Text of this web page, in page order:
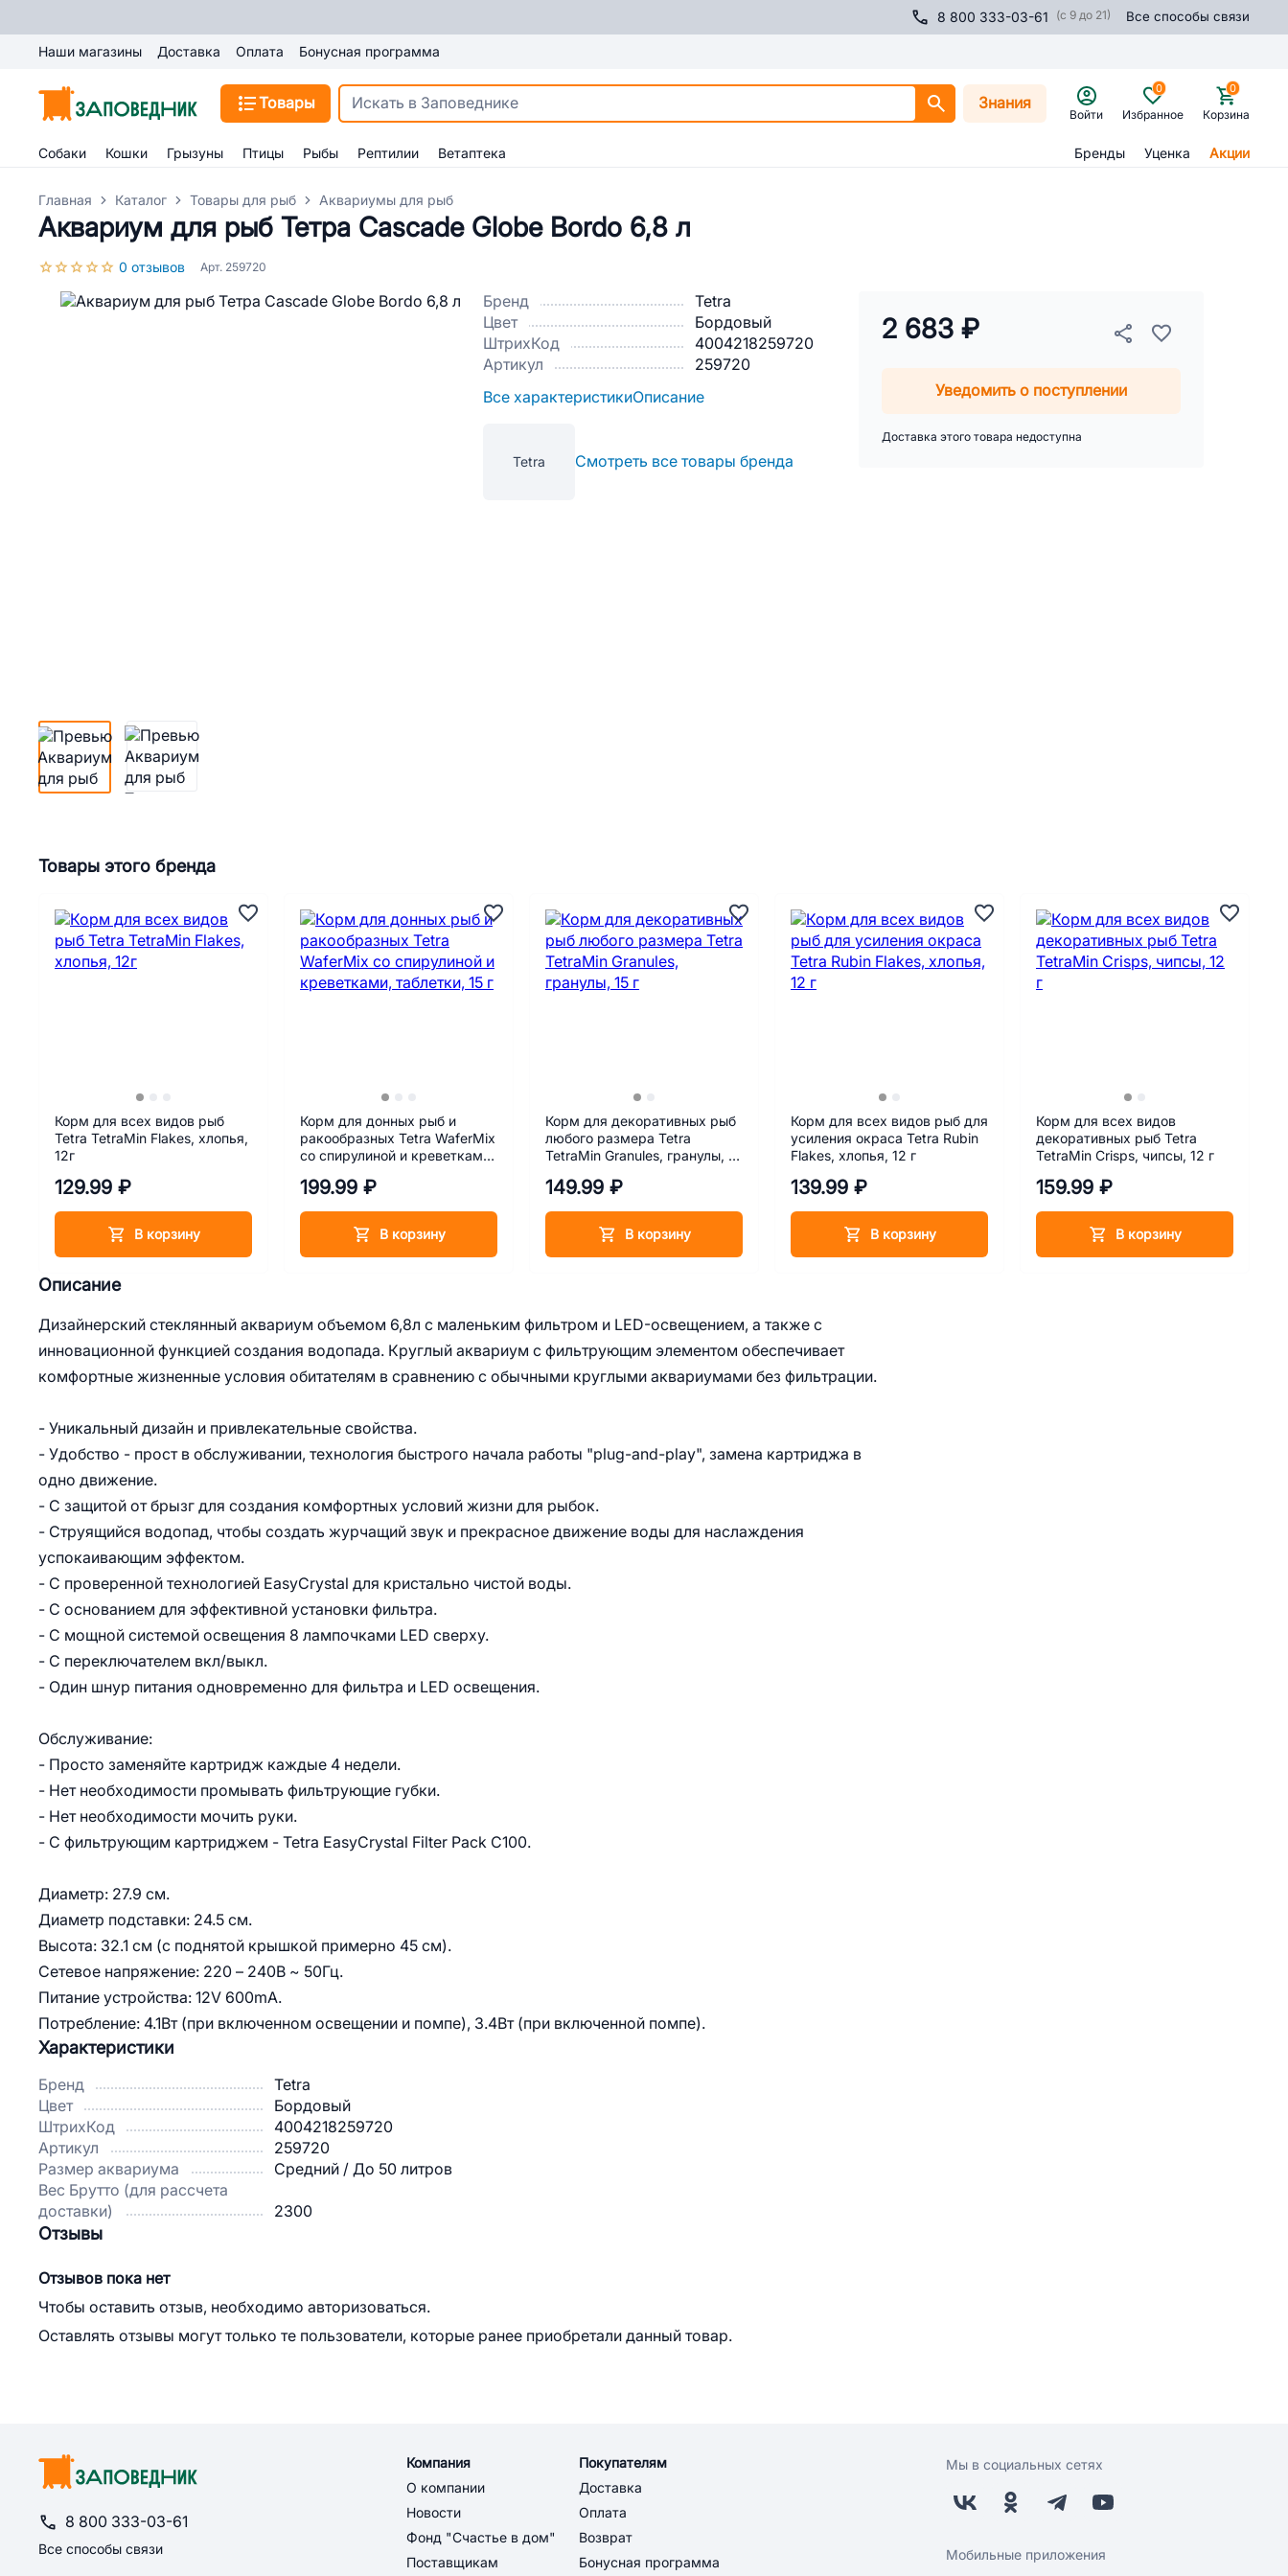
8 800 333-03-61 (с 9 до 21) Все способы связи
Наши магазины Доставка Оплата Бонусная программа
Товары Знания
Войти Избранное
0
Корзина
0
Собаки Кошки Грызуны Птицы Рыбы Рептилии Ветаптека Бренды Уценка Акции
Главная Каталог Товары для рыб Аквариумы для рыб
Аквариум для рыб Тетра Cascade Globe Bordo 6,8 л
0 отзывов Арт. 259720
Бренд
Tetra
Цвет
Бордовый
ШтрихКод
4004218259720
Артикул
259720
Все характеристикиОписание
Tetra Смотреть все товары бренда
2 683 ₽
Уведомить о поступлении
Доставка этого товара недоступна
Описание
Дизайнерский стеклянный аквариум объемом 6,8л с маленьким фильтром и LED-освещением, а также с
инновационной функцией создания водопада. Круглый аквариум с фильтрующим элементом обеспечивает
комфортные жизненные условия обитателям в сравнению с обычными круглыми аквариумами без фильтрации.
- Уникальный дизайн и привлекательные свойства.
- Удобство - прост в обслуживании, технология быстрого начала работы "plug-and-play", замена картриджа в
одно движение.
- С защитой от брызг для создания комфортных условий жизни для рыбок.
- Струящийся водопад, чтобы создать журчащий звук и прекрасное движение воды для наслаждения
успокаивающим эффектом.
- С проверенной технологией EasyCrystal для кристально чистой воды.
- С основанием для эффективной установки фильтра.
- С мощной системой освещения 8 лампочками LED сверху.
- С переключателем вкл/выкл.
- Один шнур питания одновременно для фильтра и LED освещения.
Обслуживание:
- Просто заменяйте картридж каждые 4 недели.
- Нет необходимости промывать фильтрующие губки.
- Нет необходимости мочить руки.
- С фильтрующим картриджем - Tetra EasyCrystal Filter Pack C100.
Диаметр: 27.9 см.
Диаметр подставки: 24.5 см.
Высота: 32.1 см (с поднятой крышкой примерно 45 см).
Сетевое напряжение: 220 – 240В ~ 50Гц.
Питание устройства: 12V 600mA.
Потребление: 4.1Вт (при включенном освещении и помпе), 3.4Вт (при включенной помпе).
Товары этого бренда
Корм для всех видов рыб
Tetra TetraMin Flakes, хлопья,
12г
129.99 ₽
В корзину
Корм для донных рыб и
ракообразных Tetra WaferMix
со спирулиной и креветками,
199.99 ₽
В корзину
Корм для декоративных рыб
любого размера Tetra
TetraMin Granules, гранулы, 15
149.99 ₽
В корзину
Корм для всех видов рыб для
усиления окраса Tetra Rubin
Flakes, хлопья, 12 г
139.99 ₽
В корзину
Корм для всех видов
декоративных рыб Tetra
TetraMin Crisps, чипсы, 12 г
159.99 ₽
В корзину
Характеристики
Бренд
Tetra
Цвет
Бордовый
ШтрихКод
4004218259720
Артикул
259720
Размер аквариума
Средний / До 50 литров
Вес Брутто (для рассчета
доставки)
2300
Отзывы
Отзывов пока нет
Чтобы оставить отзыв, необходимо авторизоваться.
Оставлять отзывы могут только те пользователи, которые ранее приобретали данный товар.
8 800 333-03-61
Все способы связи
Компания
О компании
Новости
Фонд "Счастье в дом"
Поставщикам
Покупателям
Доставка
Оплата
Возврат
Бонусная программа
Мы в социальных сетях
Мобильные приложения